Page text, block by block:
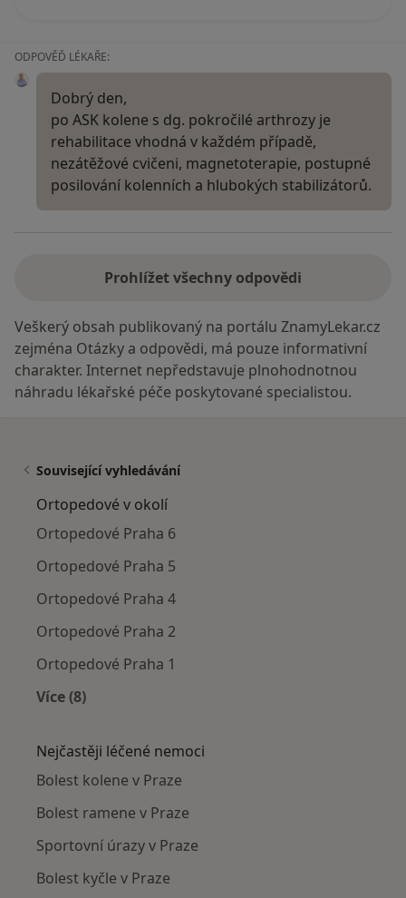
ODPOVĚĎ LÉKAŘE:
Dobrý den,
po ASK kolene s dg. pokročilé arthrozy je
rehabilitace vhodná v každém případě,
nezátěžové cvičeni, magnetoterapie, postupné
posilování kolenních a hlubokých stabilizátorů.
Prohlížet všechny odpovědi
Veškerý obsah publikovaný na portálu ZnamyLekar.cz
zejména Otázky a odpovědi, má pouze informativní
charakter. Internet nepředstavuje plnohodnotnou
náhradu lékařské péče poskytované specialistou.
Související vyhledávání
Ortopedové v okolí
Ortopedové Praha 6
Ortopedové Praha 5
Ortopedové Praha 4
Ortopedové Praha 2
Ortopedové Praha 1
Více (8)
Nejčastěji léčené nemoci
Bolest kolene v Praze
Bolest ramene v Praze
Sportovní úrazy v Praze
Bolest kyčle v Praze